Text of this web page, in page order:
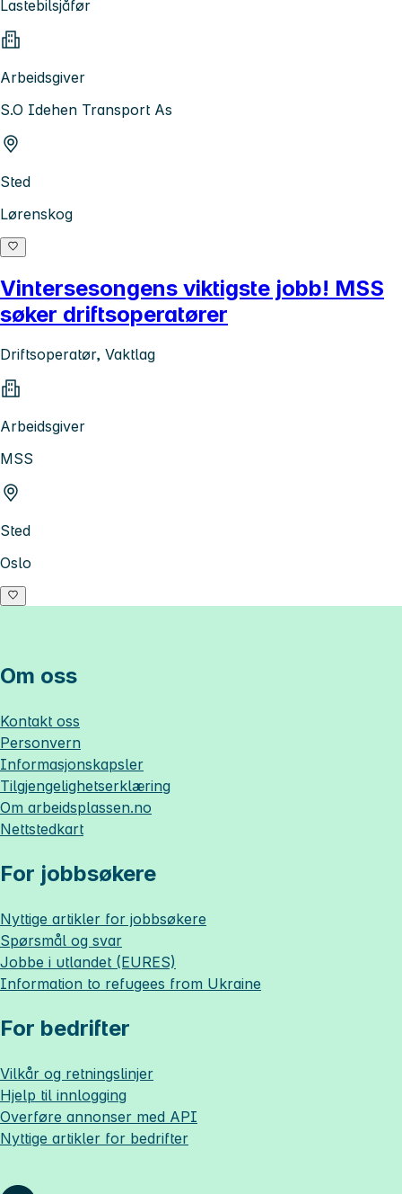
Lastebilsjåfør
Arbeidsgiver
S.O Idehen Transport As
Sted
Lørenskog
Vintersesongens viktigste jobb! MSS
søker driftsoperatører
Driftsoperatør, Vaktlag
Arbeidsgiver
MSS
Sted
Oslo
Om oss
Kontakt oss
Personvern
Informasjonskapsler
Tilgjengelighetserklæring
Om arbeidsplassen.no
Nettstedkart
For jobbsøkere
Nyttige artikler for jobbsøkere
Spørsmål og svar
Jobbe i utlandet (EURES)
Information to refugees from Ukraine
For bedrifter
Vilkår og retningslinjer
Hjelp til innlogging
Overføre annonser med API
Nyttige artikler for bedrifter